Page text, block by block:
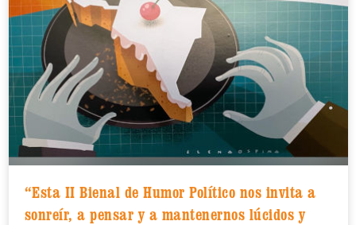
“Esta II Bienal de Humor Político nos invita a
sonreír, a pensar y a mantenernos lúcidos y